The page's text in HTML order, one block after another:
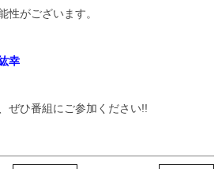
がございます。
幸
ぜひ番組にご参加ください!!